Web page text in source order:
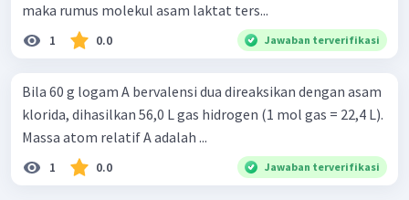
maka rumus molekul asam laktat ters...
1 0.0 Jawaban terverifikasi
Bila 60 g logam A bervalensi dua direaksikan dengan asam
klorida, dihasilkan 56,0 L gas hidrogen (1 mol gas = 22,4 L).
Massa atom relatif A adalah ...
1 0.0 Jawaban terverifikasi